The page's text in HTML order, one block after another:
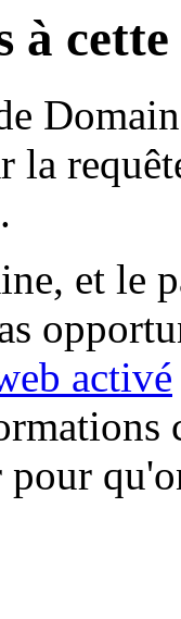
à
la
et le
activé